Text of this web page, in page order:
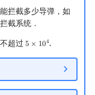
拦截多少导弹，如
截系统．
超过 5 × 104
5×104 .